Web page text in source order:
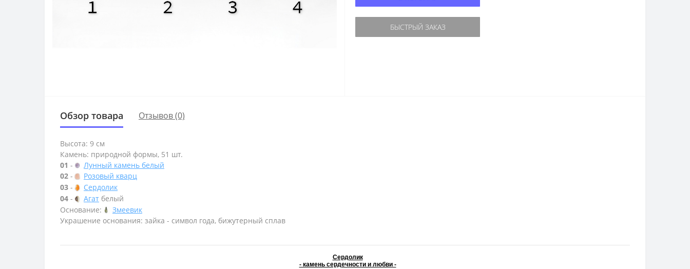
БЫСТРЫЙ ЗАКАЗ
Обзор товара Отзывов (0)
Высота: 9 см
Камень: природной формы, 51 шт.
01 -
Лунный камень белый
02 -
Розовый кварц
03 -
Сердолик
04 - Агат белый
Основание:
Змеевик
Украшение основания: зайка - символ года, бижутерный сплав
Сердолик
- камень сердечности и любви -